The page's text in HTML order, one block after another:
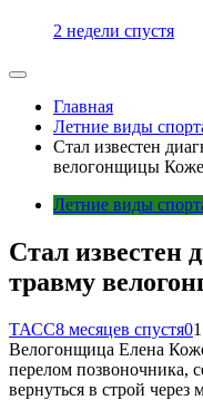
2 недели спустя
Главная
Летние виды
Стал известен
велогонщицы
Летние виды
Стал известен
травму
ТАСС8 месяцев спустя0
Велогонщица Елена
перелом позвоночника,
вернуться в строй через